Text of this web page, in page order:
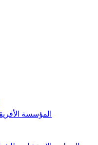
المؤسسة